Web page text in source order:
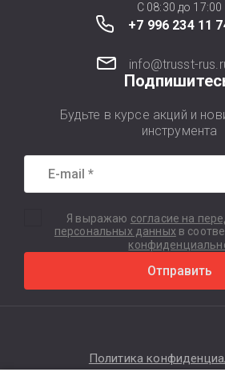
C 08:30 до 17:00
+7 996 234 11
info@trusst-
Будьте в курсе акций и
инструмента
Я выражаю согласие на
персональных данных в
Отправить
Политика